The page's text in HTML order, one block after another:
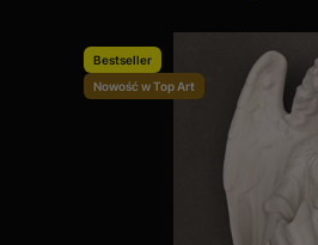
Bestseller
Nowość w Top Art